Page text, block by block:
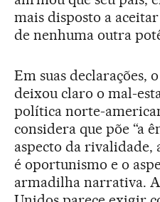
mais disposto a
de nenhuma outra
Em suas declarações,
deixou claro o mal-
política norte-
considera que põe “a
aspecto da rivalidade,
é oportunismo e o
armadilha narrativa.